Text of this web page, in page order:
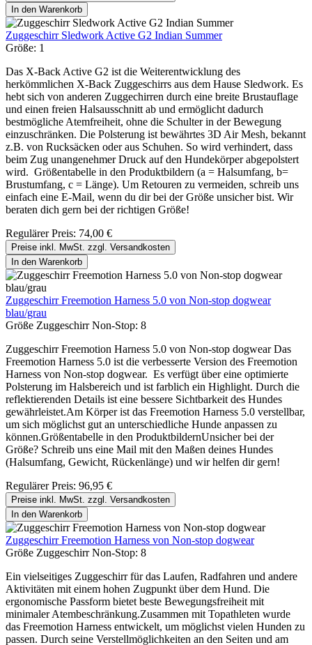
In den Warenkorb
Zuggeschirr Sledwork Active G2 Indian Summer
Größe: 1
Das X-Back Active G2 ist die Weiterentwicklung des
herkömmlichen X-Back Zuggeschirrs aus dem Hause Sledwork. Es
hebt sich von anderen Zuggechirren durch eine breite Brustauflage
und einen freien Halsausschnitt ab und ermöglicht dadurch
bestmögliche Atemfreiheit, ohne die Schulter in der Bewegung
einzuschränken. Die Polsterung ist bewährtes 3D Air Mesh, bekannt
z.B. von Rucksäcken oder aus Schuhen. So wird verhindert, dass
beim Zug unangenehmer Druck auf den Hundekörper abgepolstert
wird. Größentabelle in den Produktbildern (a = Halsumfang, b=
Brustumfang, c = Länge). Um Retouren zu vermeiden, schreib uns
einfach eine E-Mail, wenn du dir bei der Größe unsicher bist. Wir
beraten dich gern bei der richtigen Größe!
Regulärer Preis: 74,00 €
Preise inkl. MwSt. zzgl. Versandkosten
In den Warenkorb
Zuggeschirr Freemotion Harness 5.0 von Non-stop dogwear
blau/grau
Größe Zuggeschirr Non-Stop: 8
Zuggeschirr Freemotion Harness 5.0 von Non-stop dogwear Das
Freemotion Harness 5.0 ist die verbesserte Version des Freemotion
Harness von Non-stop dogwear. Es verfügt über eine optimierte
Polsterung im Halsbereich und ist farblich ein Highlight. Durch die
reflektierenden Details ist eine bessere Sichtbarkeit des Hundes
gewährleistet.Am Körper ist das Freemotion Harness 5.0 verstellbar,
um sich möglichst gut an unterschiedliche Hunde anpassen zu
können.Größentabelle in den ProduktbildernUnsicher bei der
Größe? Schreib uns eine Mail mit den Maßen deines Hundes
(Halsumfang, Gewicht, Rückenlänge) und wir helfen dir gern!
Regulärer Preis: 96,95 €
Preise inkl. MwSt. zzgl. Versandkosten
In den Warenkorb
Zuggeschirr Freemotion Harness von Non-stop dogwear
Größe Zuggeschirr Non-Stop: 8
Ein vielseitiges Zuggeschirr für das Laufen, Radfahren und andere
Aktivitäten mit einem hohen Zugpunkt über dem Hund. Die
ergonomische Passform bietet beste Bewegungsfreiheit mit
minimaler Atembeschränkung.Zusammen mit Topathleten wurde
das Freemotion Harness entwickelt, um möglichst vielen Hunden zu
passen. Durch seine Verstellmöglichkeiten an den Seiten und am